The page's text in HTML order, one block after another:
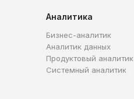
Аналитика
Бизнес-аналитик
Аналитик данных
Продуктовый аналитик
Системный аналитик